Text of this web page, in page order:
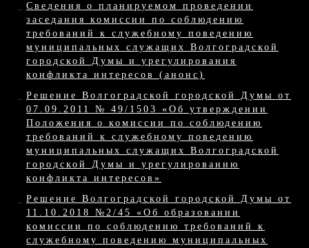
Сведения о планируемом проведении
заседания комиссии по соблюдению
требований к служебному поведению
муниципальных служащих Волгоградской
городской Думы и урегулирования
конфликта интересов (анонс)
Решение Волгоградской городской Думы от
07.09.2011 № 49/1503 «Об утверждении
Положения о комиссии по соблюдению
требований к служебному поведению
муниципальных служащих Волгоградской
городской Думы и урегулированию
конфликта интересов»
Решение Волгоградской городской Думы от
11.10.2018 №2/45 «Об образовании
комиссии по соблюдению требований к
служебному поведению муниципальных